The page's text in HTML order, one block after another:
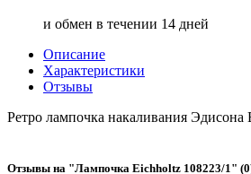
и обмен в течении 14 дней
Описание
Характеристики
Отзывы
Ретро лампочка накаливания
Отзывы на "Лампочка Eichholtz 108223/1"